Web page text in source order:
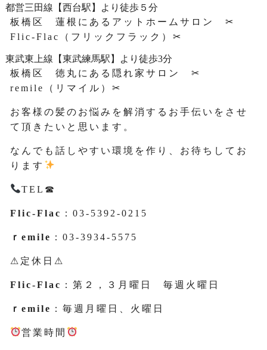
都営三田線【西台駅】より徒歩５分
板橋区 蓮根にあるアットホームサロン ✂
Flic-Flac（フリックフラック）✂
東武東上線【東武練馬駅】より徒歩3分
板橋区 徳丸にある隠れ家サロン ✂
remile（リマイル）✂
お客様の髪のお悩みを解消するお手伝いをさせ
て頂きたいと思います。
なんでも話しやすい環境を作り、お待ちしてお
ります
TEL☎
Flic-Flac ：03-5392-0215
ｒemile ：03-3934-5575
⚠定休日⚠
Flic-Flac ：第２，３月曜日 毎週火曜日
ｒemile ：毎週月曜日、火曜日
営業時間